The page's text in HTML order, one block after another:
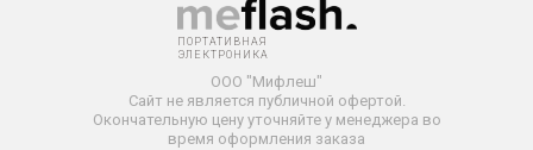
ООО "Мифлеш"
Сайт не является публичной офертой.
Окончательную цену уточняйте у менеджера во
время оформления заказа
ПОРТАТИВНАЯ
ЭЛЕКТРОНИКА